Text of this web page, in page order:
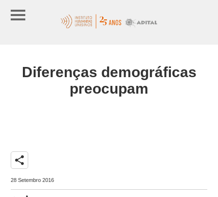
Diferenças demográficas
preocupam
share
28 Setembro 2016